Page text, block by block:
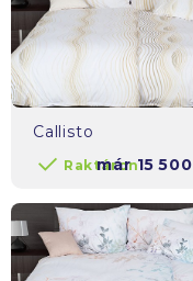
Callisto
Raktáron
már15 500